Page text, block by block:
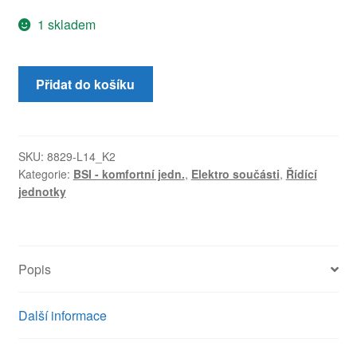
1 skladem
BSI
Peugeot
množství
Přidat do košíku
SKU: 8829-L14_K2
Kategorie: BSI - komfortní jedn., Elektro součásti, Řídící
jednotky
Popis
Další informace